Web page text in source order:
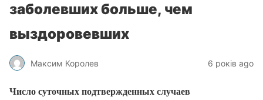
заболевших больше, чем
выздоровевших
Максим Королев 6 років ago
Число суточных подтвержденных случаев